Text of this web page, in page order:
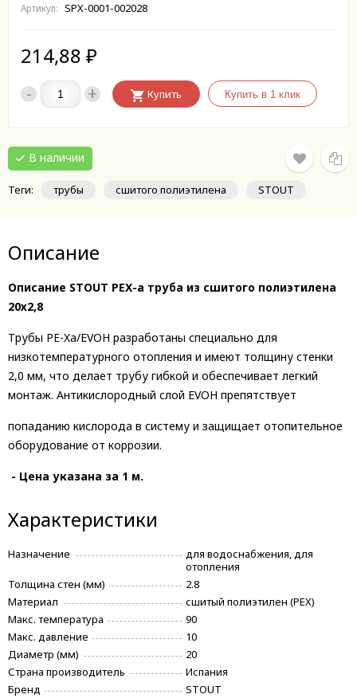
Артикул: SPX-0001-002028
214,88 ₽
- + Купить
В наличии
Теги: трубы сшитого полиэтилена STOUT
Описание
Описание STOUT PEX-a труба из сшитого полиэтилена
20х2,8
Трубы PE-Xa/EVOH разработаны специально для
низкотемпературного отопления и имеют толщину стенки
2,0 мм, что делает трубу гибкой и обеспечивает легкий
монтаж. Антикислородный слой EVOH препятствует
попаданию кислорода в систему и защищает отопительное
оборудование от коррозии.
- Цена указана за 1 м.
Характеристики
Назначение
для водоснабжения, для
отопления
Толщина стен (мм)
2.8
Материал
сшитый полиэтилен (PEX)
Макс. температура
90
Макс. давление
10
Диаметр (мм)
20
Страна производитель
Испания
Бренд
STOUT